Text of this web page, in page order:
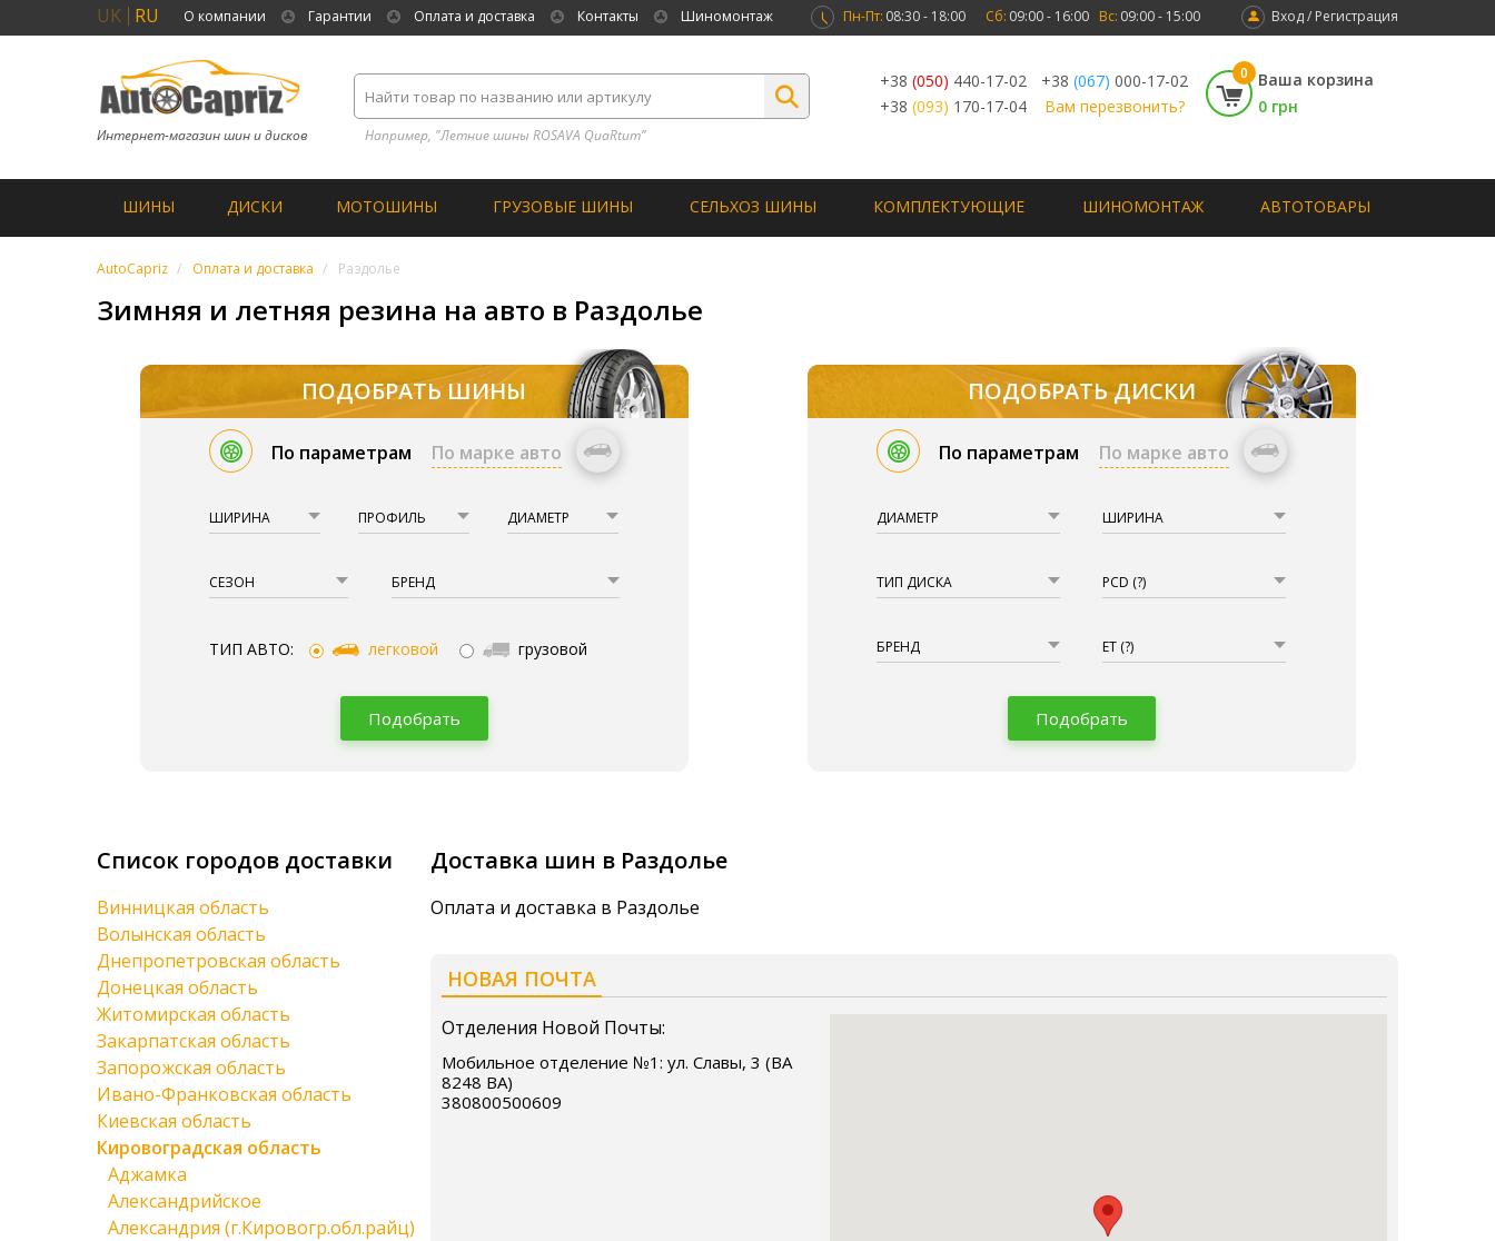
UK RU О компании Гарантии Оплата и доставка Контакты Шиномонтаж Вход / Регистрация
Пн-Пт: 08:30 - 18:00 Сб: 09:00 - 16:00 Вс: 09:00 - 15:00
Интернет-магазин шин и дисков Например, "Летние шины ROSAVA QuaRtum”
+38 (050) 440-17-02 +38 (067) 000-17-02
+38 (093) 170-17-04 Вам перезвонить?
0
Ваша корзина
0 грн
ШИНЫ ДИСКИ МОТОШИНЫ ГРУЗОВЫЕ ШИНЫ СЕЛЬХОЗ ШИНЫ КОМПЛЕКТУЮЩИЕ ШИНОМОНТАЖ АВТОТОВАРЫ
AutoCapriz Оплата и доставка Раздолье
Зимняя и летняя резина на авто в Раздолье
ПОДОБРАТЬ ШИНЫ
По параметрам По марке авто
ШИРИНА ПРОФИЛЬ ДИАМЕТР
СЕЗОН БРЕНД
ТИП АВТО: легковой грузовой
Подобрать
ПОДОБРАТЬ ДИСКИ
По параметрам По марке авто
ДИАМЕТР ШИРИНА
ТИП ДИСКА PCD (?)
БРЕНД ET (?)
Подобрать
Доставка шин в Раздолье
Оплата и доставка в Раздолье
НОВАЯ ПОЧТА
Отделения Новой Почты:
Мобильное отделение №1: ул. Славы, 3 (ВА
8248 ВА)
380800500609
Список городов доставки
Винницкая область
Волынская область
Днепропетровская область
Донецкая область
Житомирская область
Закарпатская область
Запорожская область
Ивано-Франковская область
Киевская область
Кировоградская область
Аджамка
Александрийское
Александрия (г.Кировогр.обл.райц)